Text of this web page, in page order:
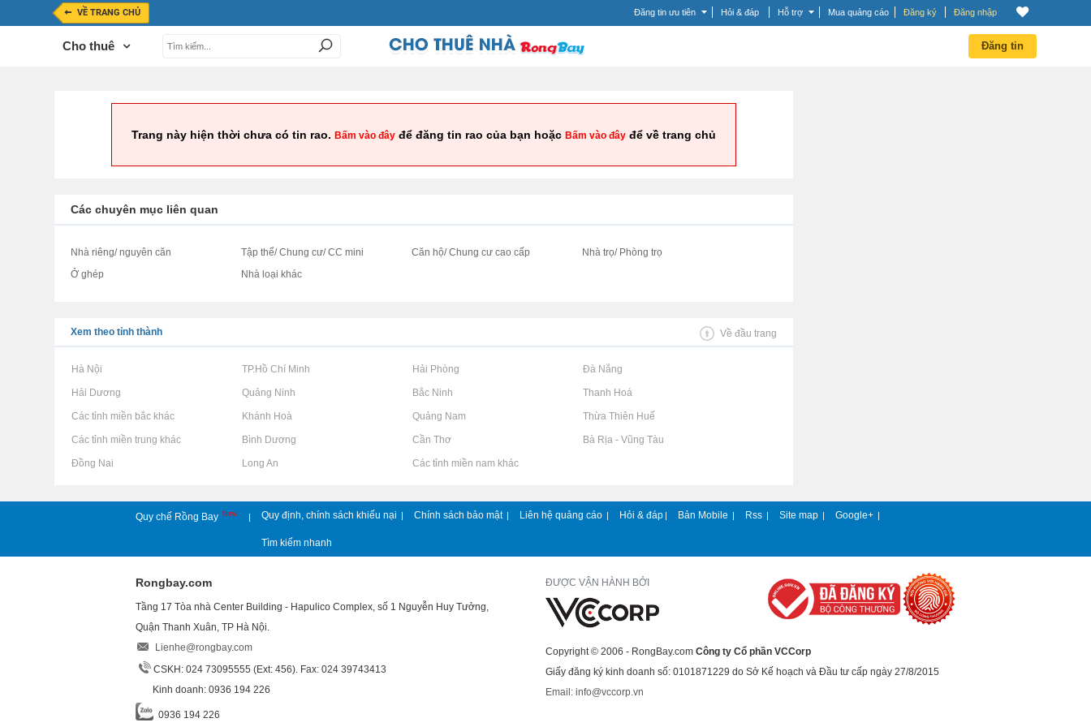
VỀ TRANG CHỦ Đăng tin ưu tiên Hỏi & đáp Hỗ trợ Mua quảng cáo Đăng ký Đăng nhập
Cho thuê Đăng tin
Trang này hiện thời chưa có tin rao. Bấm vào đây để đăng tin rao của bạn hoặc Bấm vào đây để về trang chủ
Các chuyên mục liên quan
Nhà riêng/ nguyên căn Tập thể/ Chung cư/ CC mini Căn hộ/ Chung cư cao cấp
Nhà trọ/ Phòng trọ
Ở ghép
Nhà loại khác
Xem theo tỉnh thành Về đầu trang
Rao vặt tại Hà Nội Rao vặt tại TP.Hồ Chí Minh Rao vặt tại Hải Phòng Rao vặt tại Đà Nẵng
Rao vặt tại Hải Dương Rao vặt tại Quảng Ninh Rao vặt tại Bắc Ninh Rao vặt tại Thanh Hoá
Rao vặt tại Các tỉnh miền bắc khác Rao vặt tại Khánh Hoà Rao vặt tại Quảng Nam Rao vặt tại Thừa Thiên Huế
Rao vặt tại Các tỉnh miền trung khác Rao vặt tại Bình Dương Rao vặt tại Cần Thơ Rao vặt tại Bà Rịa - Vũng Tàu
Rao vặt tại Đồng Nai Rao vặt tại Long An Rao vặt tại Các tỉnh miền nam khác
Quy chế Rồng Bay New | Quy định, chính sách khiếu nại | Chính sách bảo mật | Liên hệ quảng cáo | Hỏi & đáp | Bản Mobile | Rss | Site map | Google+ |
Tìm kiếm nhanh
Rongbay.com
Tầng 17 Tòa nhà Center Building - Hapulico Complex, số 1 Nguyễn Huy Tưởng,
Quận Thanh Xuân, TP Hà Nội.
Lienhe@rongbay.com
CSKH: 024 73095555 (Ext: 456). Fax: 024 39743413
Kinh doanh: 0936 194 226
0936 194 226
ĐƯỢC VẬN HÀNH BỞI
Copyright © 2006 - RongBay.com Công ty Cổ phần VCCorp
Giấy đăng ký kinh doanh số: 0101871229 do Sở Kế hoạch và Đầu tư cấp ngày 27/8/2015
Email: info@vccorp.vn